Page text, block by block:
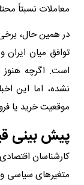
معاملات نسبتاً
در همین حال، برخی
توافق میان ایران
است. اگرچه
نشده، اما این
موقعیت خرید یا
پیش بینی
کارشناسان
متغیرهای سیاسی و